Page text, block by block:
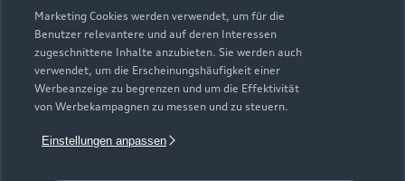
Marketing Cookies werden verwendet, um für die
Benutzer relevantere und auf deren Interessen
zugeschnittene Inhalte anzubieten. Sie werden auch
verwendet, um die Erscheinungshäufigkeit einer
Werbeanzeige zu begrenzen und um die Effektivität
von Werbekampagnen zu messen und zu steuern.
Einstellungen anpassen
0911 482161
autohaus@hans-maier.de